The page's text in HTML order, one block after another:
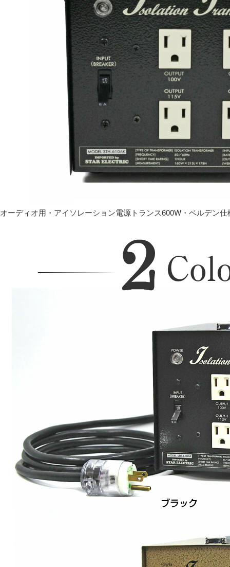
オーディオ用・アイソレーション電源トランス600W・ベルデン仕